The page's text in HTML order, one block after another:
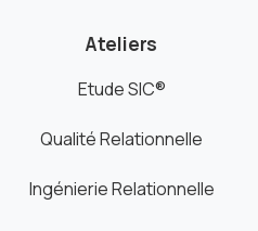
Ateliers
Etude SIC®
Qualité Relationnelle
Ingénierie Relationnelle